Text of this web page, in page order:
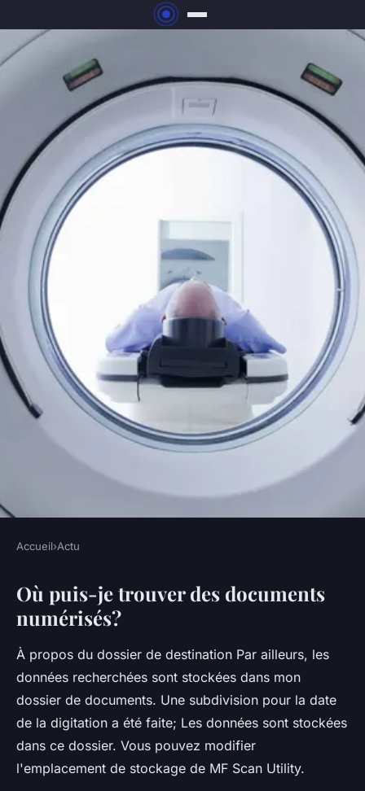
Comment faire pour scanner
des documents ?
•5 octobre 2022•3 min de lecture
Accueil›Actu
Où puis-je trouver des documents
numérisés?
À propos du dossier de destination Par ailleurs, les
données recherchées sont stockées dans mon
dossier de documents. Une subdivision pour la date
de la digitation a été faite; Les données sont stockées
dans ce dossier. Vous pouvez modifier
l'emplacement de stockage de MF Scan Utility.